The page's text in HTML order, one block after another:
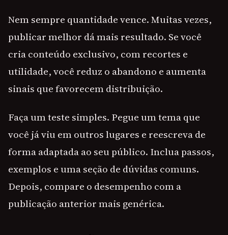
Nem sempre quantidade vence. Muitas vezes,
publicar melhor dá mais resultado. Se você
cria conteúdo exclusivo, com recortes e
utilidade, você reduz o abandono e aumenta
sinais que favorecem distribuição.
Faça um teste simples. Pegue um tema que
você já viu em outros lugares e reescreva de
forma adaptada ao seu público. Inclua passos,
exemplos e uma seção de dúvidas comuns.
Depois, compare o desempenho com a
publicação anterior mais genérica.